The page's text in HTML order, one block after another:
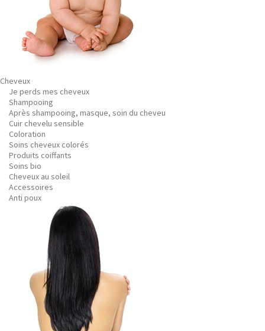
Cheveux
Je perds mes cheveux
Shampooing
Après shampooing, masque, soin du cheveu
Cuir chevelu sensible
Coloration
Soins cheveux colorés
Produits coiffants
Soins bio
Cheveux au soleil
Accessoires
Anti poux